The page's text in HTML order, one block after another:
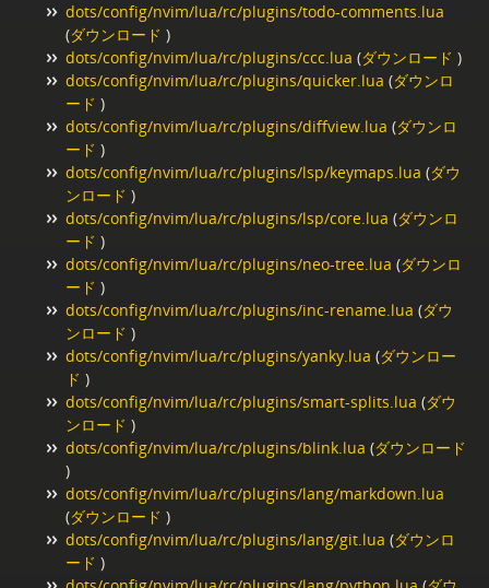
dots/config/nvim/lua/rc/plugins/todo-comments.lua
(ダウンロード )
dots/config/nvim/lua/rc/plugins/ccc.lua (ダウンロード )
dots/config/nvim/lua/rc/plugins/quicker.lua (ダウンロ
ード )
dots/config/nvim/lua/rc/plugins/diffview.lua (ダウンロ
ード )
dots/config/nvim/lua/rc/plugins/lsp/keymaps.lua (ダウ
ンロード )
dots/config/nvim/lua/rc/plugins/lsp/core.lua (ダウンロ
ード )
dots/config/nvim/lua/rc/plugins/neo-tree.lua (ダウンロ
ード )
dots/config/nvim/lua/rc/plugins/inc-rename.lua (ダウ
ンロード )
dots/config/nvim/lua/rc/plugins/yanky.lua (ダウンロー
ド )
dots/config/nvim/lua/rc/plugins/smart-splits.lua (ダウ
ンロード )
dots/config/nvim/lua/rc/plugins/blink.lua (ダウンロード
)
dots/config/nvim/lua/rc/plugins/lang/markdown.lua
(ダウンロード )
dots/config/nvim/lua/rc/plugins/lang/git.lua (ダウンロ
ード )